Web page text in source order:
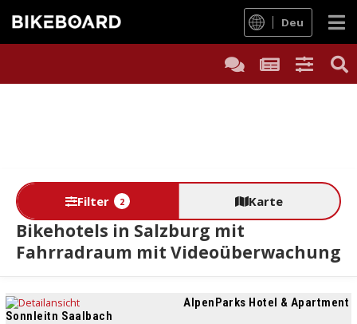
Deu
Filter 2 Karte
Bikehotels in Salzburg mit
Fahrradraum mit Videoüberwachung
AlpenParks Hotel & Apartment
Sonnleitn Saalbach